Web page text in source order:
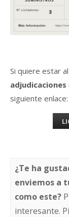
Si quiere estar
adjudicaciones
siguiente enlace:
¿Te ha
enviemos a
como este?
interesante.